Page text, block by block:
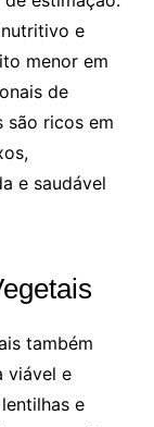
e
menor em
de
são ricos em
e saudável
também
viável e
e